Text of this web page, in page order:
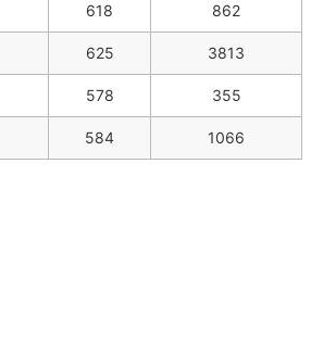
618 862
625 3813
578 355
584 1066